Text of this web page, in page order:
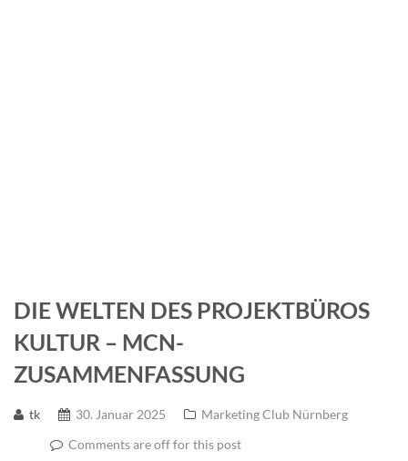
DIE WELTEN DES PROJEKTBÜROS
KULTUR – MCN-
ZUSAMMENFASSUNG
tk 30. Januar 2025
Marketing Club Nürnberg
Comments are off for this post